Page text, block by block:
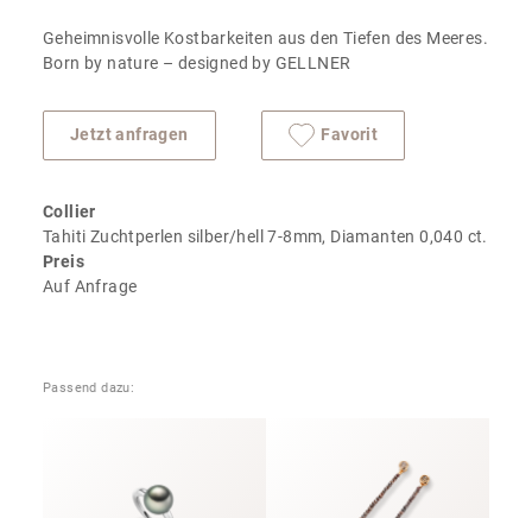
Geheimnisvolle Kostbarkeiten aus den Tiefen des Meeres.
Born by nature – designed by GELLNER
Jetzt anfragen Favorit
Collier
Tahiti Zuchtperlen silber/hell 7-8mm, Diamanten 0,040 ct.
Preis
Auf Anfrage
Passend dazu: